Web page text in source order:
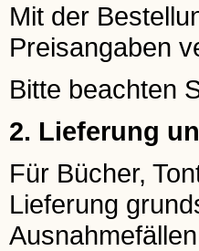
Mit der
Preisangaben
Bitte beachten
2. Lieferung
Für Bücher,
Lieferung